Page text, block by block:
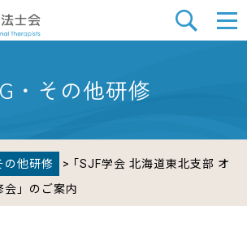
・その他研修
の他研修
> ｢SJF学会 北海道東北支部 オ
会」のご案内